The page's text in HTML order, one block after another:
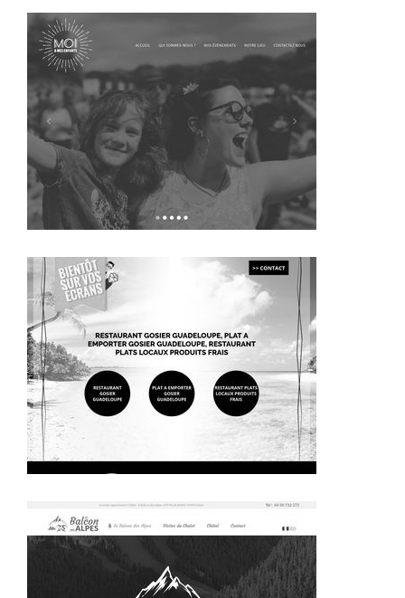
~371€/mois économisés d'annonces commerciales
~434€/mois économisés d'annonces commerciales